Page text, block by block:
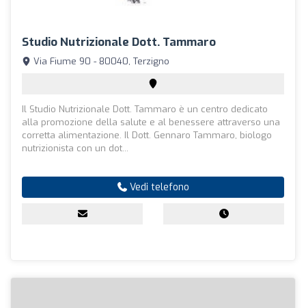
Studio Nutrizionale Dott. Tammaro
Via Fiume 90 - 80040, Terzigno
Il Studio Nutrizionale Dott. Tammaro è un centro dedicato
alla promozione della salute e al benessere attraverso una
corretta alimentazione. Il Dott. Gennaro Tammaro, biologo
nutrizionista con un dot...
Vedi telefono